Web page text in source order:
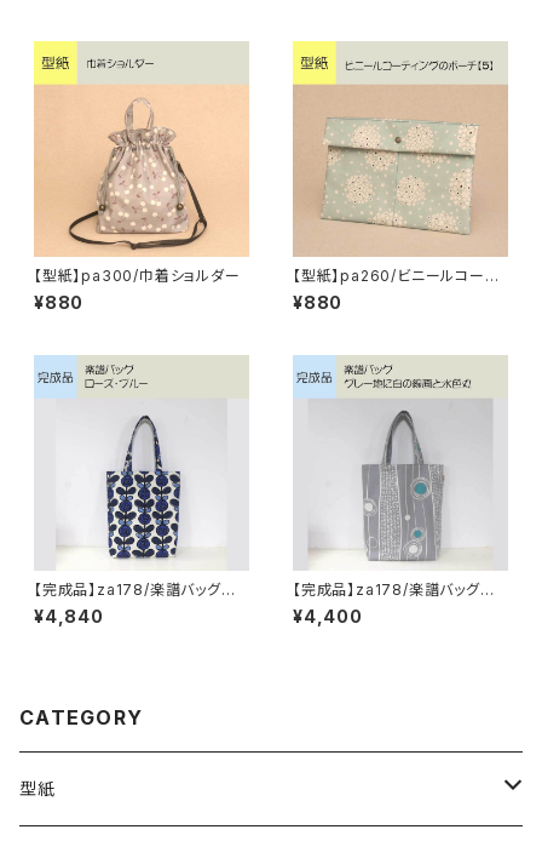
【型紙】pa300/巾着ショルダー
¥880
【型紙】pa260/ビニールコーテ
ィングのポーチ【5】
¥880
【完成品】za178/楽譜バッグ
ローズ・ブルー
¥4,840
【完成品】za178/楽譜バッグ
グレー地に白の線画と水色丸
¥4,400
CATEGORY
型紙